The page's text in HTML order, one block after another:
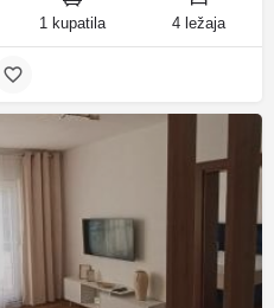
1 kupatila 4 ležaja